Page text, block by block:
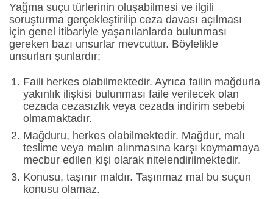
Yağma suçu türlerinin oluşabilmesi ve ilgili
soruşturma gerçekleştirilip ceza davası açılması
için genel itibariyle yaşanılanlarda bulunması
gereken bazı unsurlar mevcuttur. Böylelikle
unsurları şunlardır;
Faili herkes olabilmektedir. Ayrıca failin mağdurla
yakınlık ilişkisi bulunması faile verilecek olan
cezada cezasızlık veya cezada indirim sebebi
olmamaktadır.
Mağduru, herkes olabilmektedir. Mağdur, malı
teslime veya malın alınmasına karşı koymamaya
mecbur edilen kişi olarak nitelendirilmektedir.
Konusu, taşınır maldır. Taşınmaz mal bu suçun
konusu olamaz.